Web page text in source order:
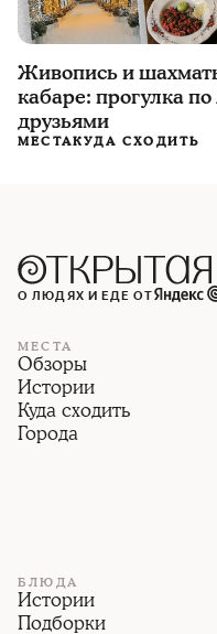
Живопись и
кабаре: прогулка
друзьями
МЕСТАКУДА СХОДИТЬ
О ЛЮДЯХ И ЕДЕ ОТ
МЕСТА
Обзоры
Истории
Куда сходить
Города
БЛЮДА
Истории
Подборки